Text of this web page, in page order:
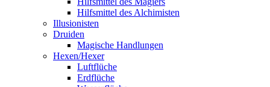
Hilfsmittel des Alchimisten
Illusionisten
Druiden
Magische Handlungen
Hexen/Hexer
Luftflüche
Erdflüche